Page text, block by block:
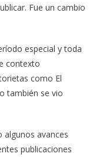
Fue un cambio
especial y toda
contexto
como El
también se vio
algunos avances
publicaciones